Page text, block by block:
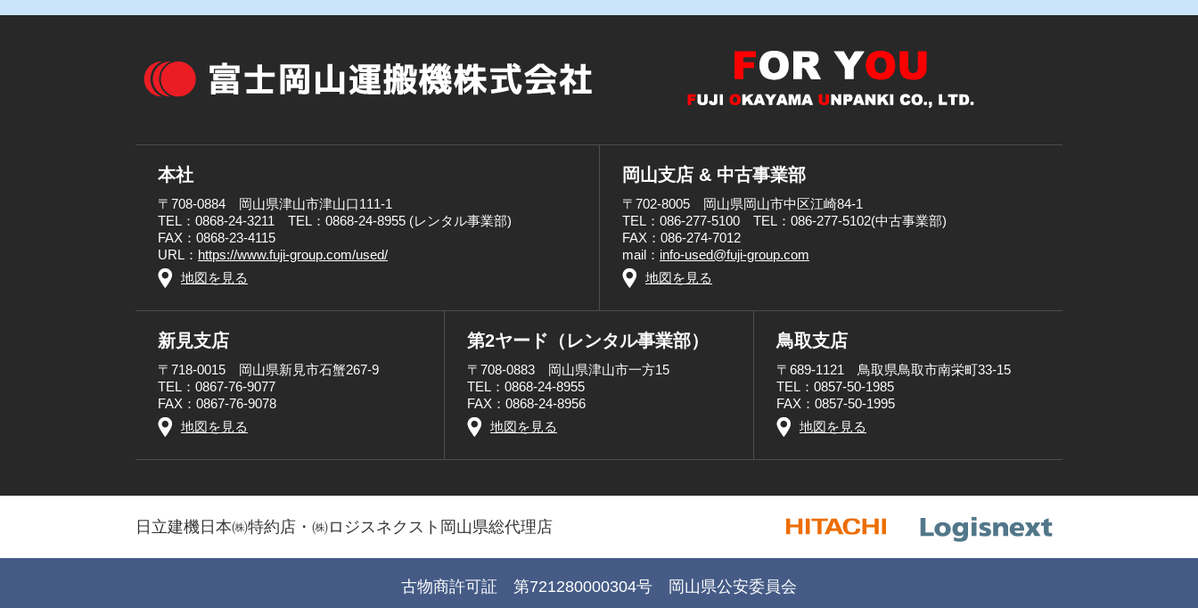
本社
〒708-0884 岡山県津山市津山口111-1
TEL：0868-24-3211 TEL：0868-24-8955 (レンタル事業部)
FAX：0868-23-4115
URL： https://www.fuji-group.com/used/
地図を見る
岡山支店 & 中古事業部
〒702-8005 岡山県岡山市中区江崎84-1
TEL：086-277-5100 TEL：086-277-5102(中古事業部)
FAX：086-274-7012
mail： info-used@fuji-group.com
地図を見る
新見支店
〒718-0015 岡山県新見市石蟹267-9
TEL：0867-76-9077
FAX：0867-76-9078
地図を見る
第2ヤード（レンタル事業部）
〒708-0883 岡山県津山市一方15
TEL：0868-24-8955
FAX：0868-24-8956
地図を見る
鳥取支店
〒689-1121 鳥取県鳥取市南栄町33-15
TEL：0857-50-1985
FAX：0857-50-1995
地図を見る
日立建機日本㈱特約店・㈱ロジスネクスト岡山県総代理店
古物商許可証 第721280000304号 岡山県公安委員会